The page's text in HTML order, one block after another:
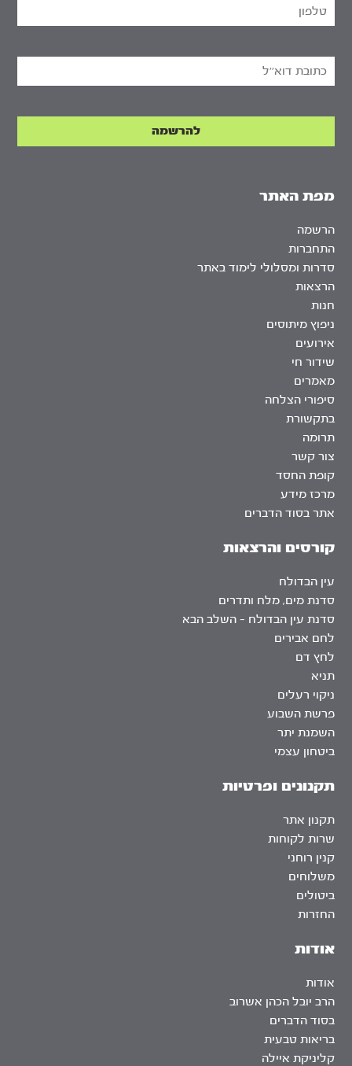
אודות
אודות
הרב יובל הכהן אשרוב
בסוד הדברים
בריאות טבעית
קליניקת איילה
מפת האתר
הרשמה
התחברות
סדרות ומסלולי לימוד באתר
הרצאות
חנות
ניפוץ מיתוסים
אירועים
שידור חי
מאמרים
סיפורי הצלחה
בתקשורת
תרומה
צור קשר
קופת החסד
מרכז מידע
אתר בסוד הדברים
קורסים והרצאות
עין הבדולח
סדנת מים, מלח ותדרים
סדנת עין הבדולח – השלב הבא
לחם אבירים
לחץ דם
תניא
ניקוי רעלים
פרשת השבוע
השמנת יתר
ביטחון עצמי
תקנונים ופרטיות
תקנון אתר
שרות לקוחות
קנין רוחני
משלוחים
ביטולים
החזרות